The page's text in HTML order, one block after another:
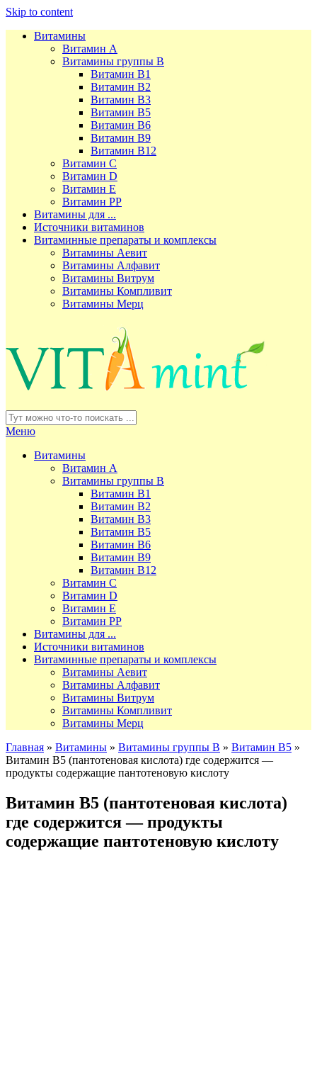
Skip to content
Витамины
Витамин А
Витамины группы В
Витамин В1
Витамин В2
Витамин В3
Витамин В5
Витамин В6
Витамин В9
Витамин В12
Витамин С
Витамин D
Витамин Е
Витамин РР
Витамины для ...
Источники витаминов
Витаминные препараты и комплексы
Витамины Аевит
Витамины Алфавит
Витамины Витрум
Витамины Компливит
Витамины Мерц
Меню
Витамины
Витамин А
Витамины группы В
Витамин В1
Витамин В2
Витамин В3
Витамин В5
Витамин В6
Витамин В9
Витамин В12
Витамин С
Витамин D
Витамин Е
Витамин РР
Витамины для ...
Источники витаминов
Витаминные препараты и комплексы
Витамины Аевит
Витамины Алфавит
Витамины Витрум
Витамины Компливит
Витамины Мерц
Главная » Витамины » Витамины группы В » Витамин В5 »
Витамин В5 (пантотеновая кислота) где содержится —
продукты содержащие пантотеновую кислоту
Витамин В5 (пантотеновая кислота)
где содержится — продукты
содержащие пантотеновую кислоту